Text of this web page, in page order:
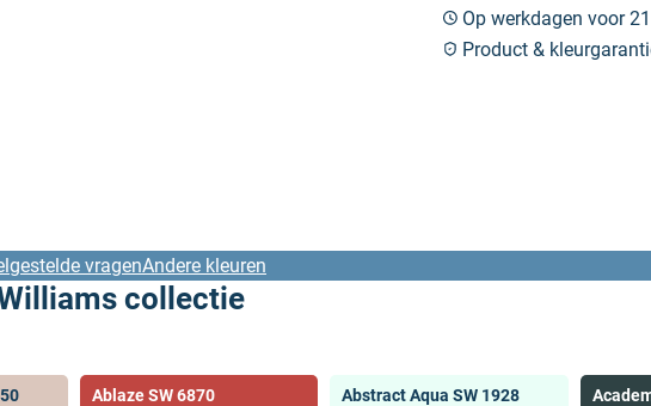
Op werkdagen voor
Product &
vragenAndere kleuren
collectie
Ablaze SW 6870
Abstract Aqua SW 1928